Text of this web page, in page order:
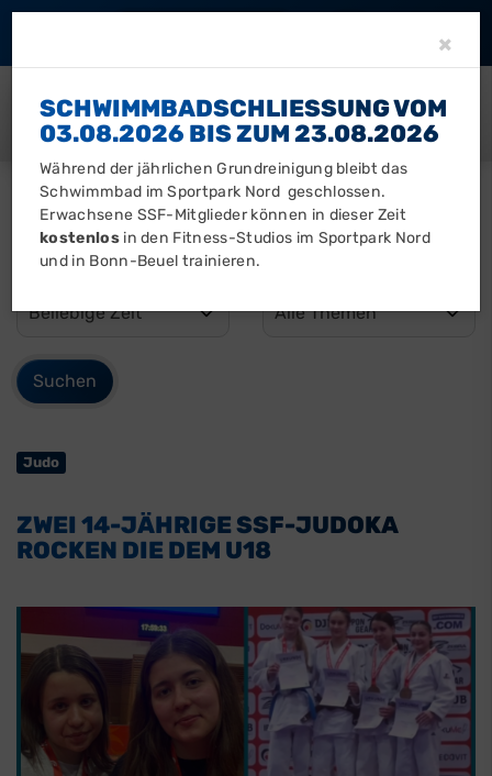
Judo
ZWEI 14-JÄHRIGE SSF-JUDOKA
ROCKEN DIE DEM U18
×
SCHWIMMBADSCHLIESSUNG VOM 0
3.08.2026 BIS ZUM 23.08.2026
Während der jährlichen Grundreinigung bleibt das
Schwimmbad im Sportpark Nord geschlossen.
Erwachsene SSF-Mitglieder können in dieser Zeit
kostenlosin den Fitness-Studios im Sportpark Nord
und in Bonn-Beuel trainieren.